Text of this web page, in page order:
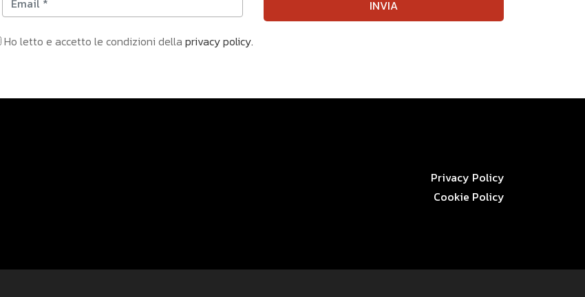
INVIA
Ho letto e accetto le condizioni della privacy policy.
Privacy Policy
Cookie Policy